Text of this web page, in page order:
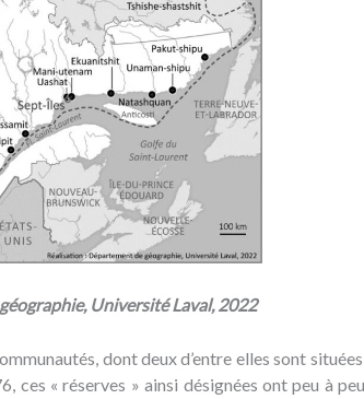
Université Laval, 2022
dont deux d’entre elles sont
« réserves » ainsi désignées ont peu à